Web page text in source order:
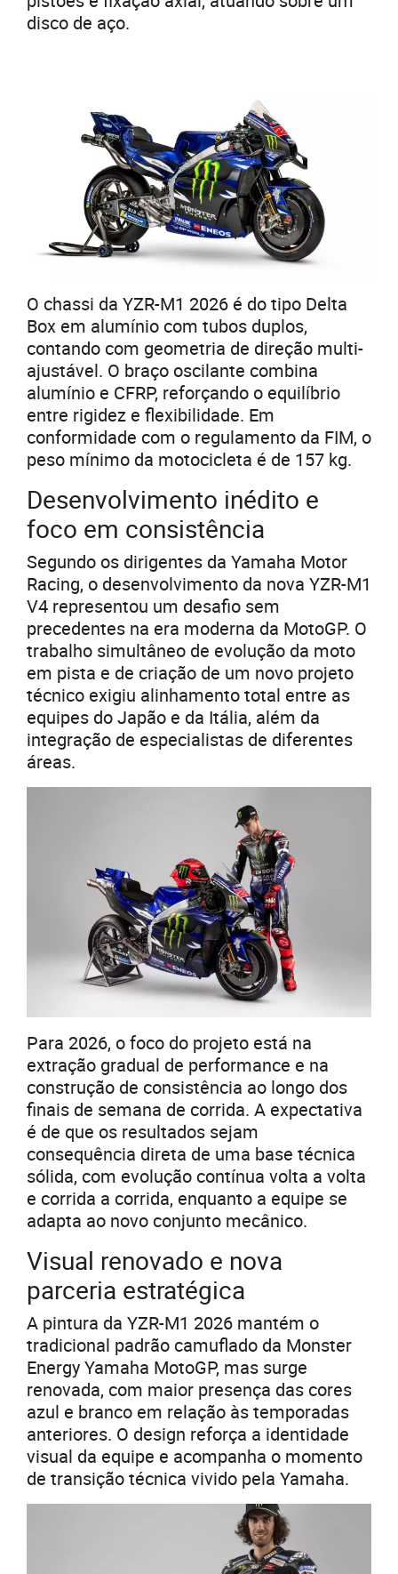
disco de aço.
O chassi da YZR-M1 2026 é do tipo Delta
Box em alumínio com tubos duplos,
contando com geometria de direção multi-
ajustável. O braço oscilante combina
alumínio e CFRP, reforçando o equilíbrio
entre rigidez e flexibilidade. Em
conformidade com o regulamento da FIM, o
peso mínimo da motocicleta é de 157 kg.
Desenvolvimento inédito e
foco em consistência
Segundo os dirigentes da Yamaha Motor
Racing, o desenvolvimento da nova YZR-M1
V4 representou um desafio sem
precedentes na era moderna da MotoGP. O
trabalho simultâneo de evolução da moto
em pista e de criação de um novo projeto
técnico exigiu alinhamento total entre as
equipes do Japão e da Itália, além da
integração de especialistas de diferentes
áreas.
Para 2026, o foco do projeto está na
extração gradual de performance e na
construção de consistência ao longo dos
finais de semana de corrida. A expectativa
é de que os resultados sejam
consequência direta de uma base técnica
sólida, com evolução contínua volta a volta
e corrida a corrida, enquanto a equipe se
adapta ao novo conjunto mecânico.
Visual renovado e nova
parceria estratégica
A pintura da YZR-M1 2026 mantém o
tradicional padrão camuflado da Monster
Energy Yamaha MotoGP, mas surge
renovada, com maior presença das cores
azul e branco em relação às temporadas
anteriores. O design reforça a identidade
visual da equipe e acompanha o momento
de transição técnica vivido pela Yamaha.